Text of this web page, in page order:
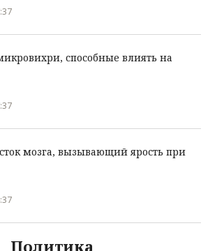
способные влиять на
мозга, вызывающий ярость при
Политика